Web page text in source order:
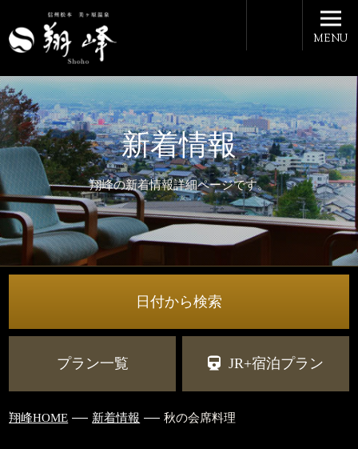
新着情報
翔峰の新着情報詳細ページです。
MENU
日付から検索
プラン一覧 JR+宿泊プラン
翔峰HOME 新着情報 秋の会席料理